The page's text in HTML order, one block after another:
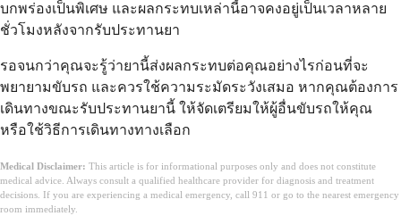
บกพร่องเป็นพิเศษ และผลกระทบเหล่านี้อาจคงอยู่เป็นเวลาหลาย
ชั่วโมงหลังจากรับประทานยา
รอจนกว่าคุณจะรู้ว่ายานี้ส่งผลกระทบต่อคุณอย่างไรก่อนที่จะ
พยายามขับรถ และควรใช้ความระมัดระวังเสมอ หากคุณต้องการ
เดินทางขณะรับประทานยานี้ ให้จัดเตรียมให้ผู้อื่นขับรถให้คุณ
หรือใช้วิธีการเดินทางทางเลือก
Medical Disclaimer: This article is for informational purposes only and does not constitute
medical advice. Always consult a qualified healthcare provider for diagnosis and treatment
decisions. If you are experiencing a medical emergency, call 911 or go to the nearest emergency
room immediately.